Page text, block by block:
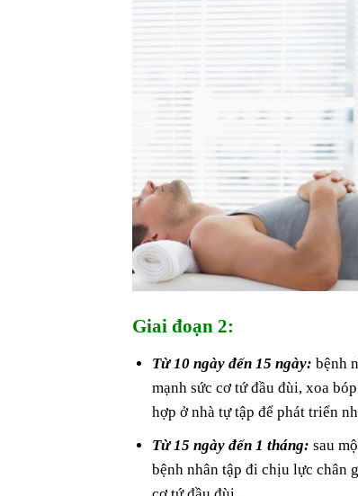
Giai đoạn 2:
Từ 10 ngày đến 15 ngày: bệnh
mạnh sức cơ tứ đầu đùi, xoa
hợp ở nhà tự tập để phát triển
Từ 15 ngày đến 1 tháng: sau
bệnh nhân tập đi chịu lực chân